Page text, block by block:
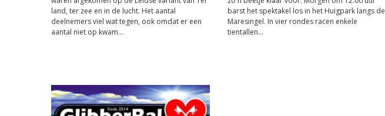
land, ter zee en in de lucht. Het aantal
deelnemers viel wat tegen, ook omdat er een
aantal niet op kwam...
barst het spektakel los in het Huigpark langs de
Maresingel. In vier rondes racen enkele
tientallen...